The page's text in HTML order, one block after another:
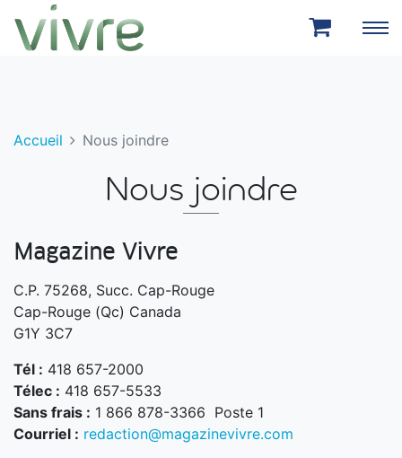
Aller au menu principal
Aller au contenu principal
Accueil Nous joindre
Nous joindre
Magazine Vivre
C.P. 75268, Succ. Cap-Rouge
Cap-Rouge (Qc) Canada
G1Y 3C7
Tél : 418 657-2000
Télec : 418 657-5533
Sans frais : 1 866 878-3366 Poste 1
Courriel : redaction@magazinevivre.com